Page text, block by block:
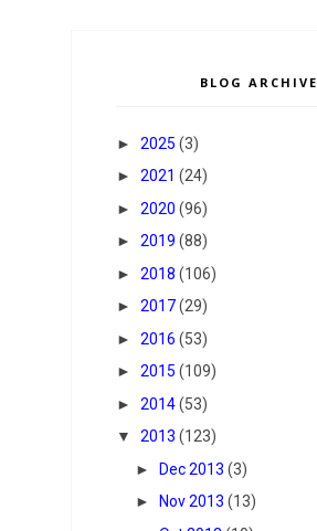
BLOG ARCHIVE
► 2025 (3)
► 2021 (24)
► 2020 (96)
► 2019 (88)
► 2018 (106)
► 2017(29)
► 2016 (53)
► 2015 (109)
► 2014(53)
▼
2013 (123)
►
Dec 2013 (3)
►
Nov 2013 (13)